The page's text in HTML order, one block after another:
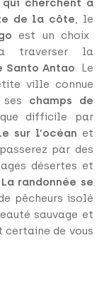
cherchent à
de la côte, le
est un choix
traverser la
Antao. Le
ville connue
champs de
difficile par
sur l’océan et
par des
désertes et
La randonnée se
pêcheurs isolé
sauvage et
certaine de vous